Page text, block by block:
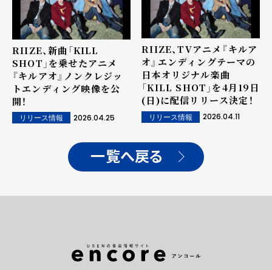
RIIZE、新曲「KILL
SHOT」を乗せたアニメ
『キルアオ』ノンクレジッ
トエンディング映像を公
開！
リリース情報 2026.04.25
RIIZE、TVアニメ『キルア
オ』エンディングテーマの
日本オリジナル楽曲
「KILL SHOT」を4月19日
(日)に配信リリース決定！
リリース情報 2026.04.11
一覧へ戻る